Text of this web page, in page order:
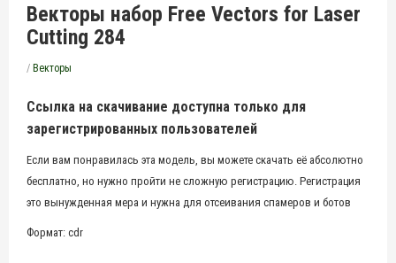
Векторы набор Free Vectors for Laser
Cutting 284
/ Векторы
Ссылка на скачивание доступна только для
зарегистрированных пользователей
Если вам понравилась эта модель, вы можете скачать её абсолютно
бесплатно, но нужно пройти не сложную регистрацию. Регистрация
это вынужденная мера и нужна для отсеивания спамеров и ботов
Формат: cdr